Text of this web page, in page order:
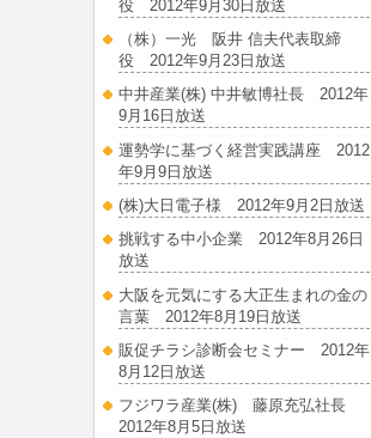
役 2012年9月30日放送
（株）一光 阪井 信夫代表取締
役 2012年9月23日放送
中井産業(株) 中井敏博社長 2012年
9月16日放送
運勢学に基づく経営実践講座 2012
年9月9日放送
(株)大日電子様 2012年9月2日放送
挑戦する中小企業 2012年8月26日
放送
大阪を元気にする大正生まれの金の
言葉 2012年8月19日放送
販促チラシ診断会セミナー 2012年
8月12日放送
フジワラ産業(株) 藤原充弘社長
2012年8月5日放送